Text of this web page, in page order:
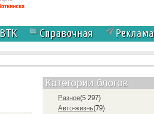
Справочная
Реклама
Категории блогов
Разное(5 297)
Авто-жизнь(79)